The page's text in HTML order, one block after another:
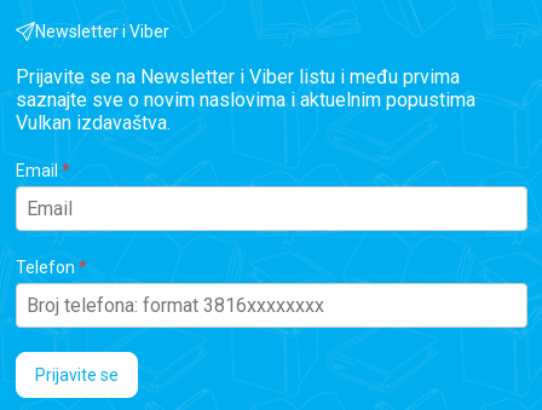
Newsletter i Viber
Prijavite se na Newsletter i Viber listu i među prvima
saznajte sve o novim naslovima i aktuelnim popustima
Vulkan izdavaštva.
Email
Telefon
Prijavite se